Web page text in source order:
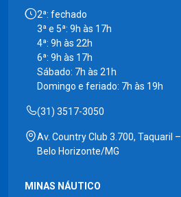
2ª: fechado
3ª e 5ª: 9h às 17h
4ª: 9h às 22h
6ª: 9h às 17h
Sábado: 7h às 21h
Domingo e feriado: 7h às 19h
(31) 3517-3050
Av. Country Club 3.700, Taquaril –
Belo Horizonte/MG
MINAS NÁUTICO